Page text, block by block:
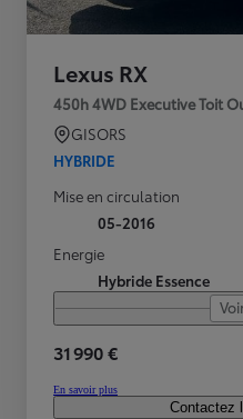
Lexus RX
450h 4WD Executive Toit
GISORS
HYBRIDE
Mise en circulation
05-2016
Energie
Hybride Essence
31 990 €
En savoir plus
Contactez